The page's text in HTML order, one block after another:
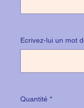
Ecrivez-lui un mot
Quantité *